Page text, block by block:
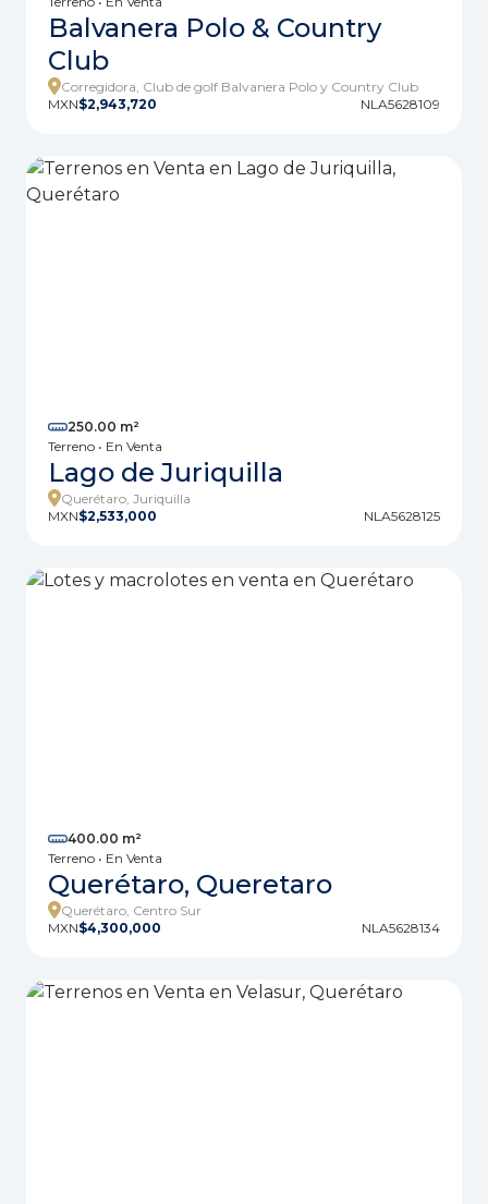
Balvanera Polo & Country
Club
Corregidora, Club de golf Balvanera Polo y Country Club
MXN$2,943,720 NLA5628109
250.00 m²
Terreno • En Venta
Lago de Juriquilla
Querétaro, Juriquilla
MXN$2,533,000 NLA5628125
400.00 m²
Terreno • En Venta
Querétaro, Queretaro
Querétaro, Centro Sur
MXN$4,300,000 NLA5628134